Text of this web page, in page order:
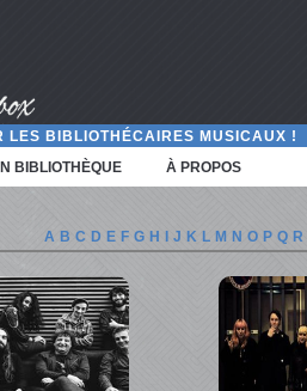
LES BIBLIOTHÉCAIRES MUSICAUX !
BIBLIOTHÈQUE À PROPOS
A B C D E F G H I J K L M N O P Q R